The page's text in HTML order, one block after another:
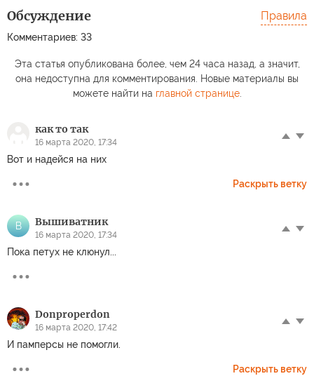
Обсуждение
Комментариев: 33
Правила
Эта статья опубликована более, чем 24 часа назад, а значит,
она недоступна для комментирования. Новые материалы вы
можете найти на главной странице.
как то так
16 марта 2020, 17:34
Вот и надейся на них
Раскрыть ветку
В Вышиватник
16 марта 2020, 17:34
Пока петух не клюнул...
Donproperdon
16 марта 2020, 17:42
И памперсы не помогли.
Раскрыть ветку